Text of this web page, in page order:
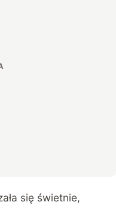
się świetnie,